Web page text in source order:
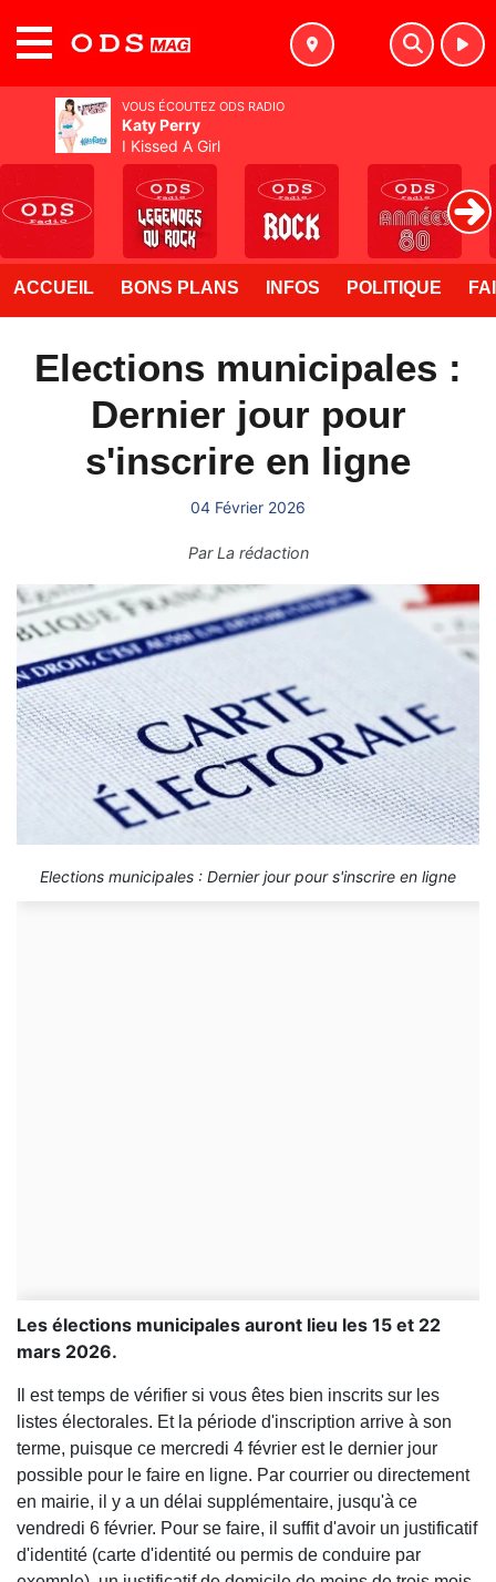
ACCUEIL BONS PLANS INFOS POLITIQUE
Elections municipales :
Dernier jour pour
s'inscrire en ligne
04 Février 2026
ParLa rédaction
Elections municipales : Dernier jour pour s'inscrire en ligne
Les élections municipales auront lieu les 15 et 22
mars 2026.
Il est temps de vérifier si vous êtes bien inscrits sur les
listes électorales. Et la période d'inscription arrive à son
terme, puisque ce mercredi 4 février est le dernier jour
possible pour le faire en ligne. Par courrier ou directement
en mairie, il y a un délai supplémentaire, jusqu'à ce
vendredi 6 février. Pour se faire, il suffit d'avoir un justificatif
d'identité (carte d'identité ou permis de conduire par
VOUS ÉCOUTEZ ODS RADIO
Katy Perry
I Kissed A Girl